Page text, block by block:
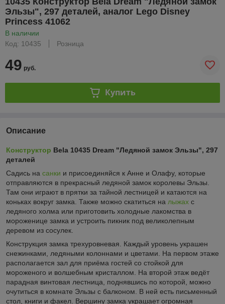
Эльзы", 297 деталей, аналог Lego Disney
Princess 41062
В наличии
Код: 10435
Розница
49 руб.
Купить
Описание
Конструктор Bela 10435 Dream "Ледяной замок Эльзы", 297
деталей
Садись на санки и присоединяйся к Анне и Олафу, которые
отправляются в прекрасный ледяной замок королевы Эльзы.
Там они играют в прятки за тайной лестницей и катаются на
коньках вокруг замка. Также можно скатиться на лыжах с
ледяного холма или приготовить холодные лакомства в
мороженице замка и устроить пикник под великолепным
деревом из сосулек.
Конструкция замка трехуровневая. Каждый уровень украшен
снежинками, ледяными колоннами и цветами. На первом этаже
располагается зал для приёма гостей со стойкой для
мороженого и волшебным кристаллом. На второй этаж ведёт
парадная винтовая лестница, поднявшись по которой, можно
очутиться в комнате Эльзы с балконом. В ней есть письменный
стол, книги и факел. Вершину замка украшает огромная